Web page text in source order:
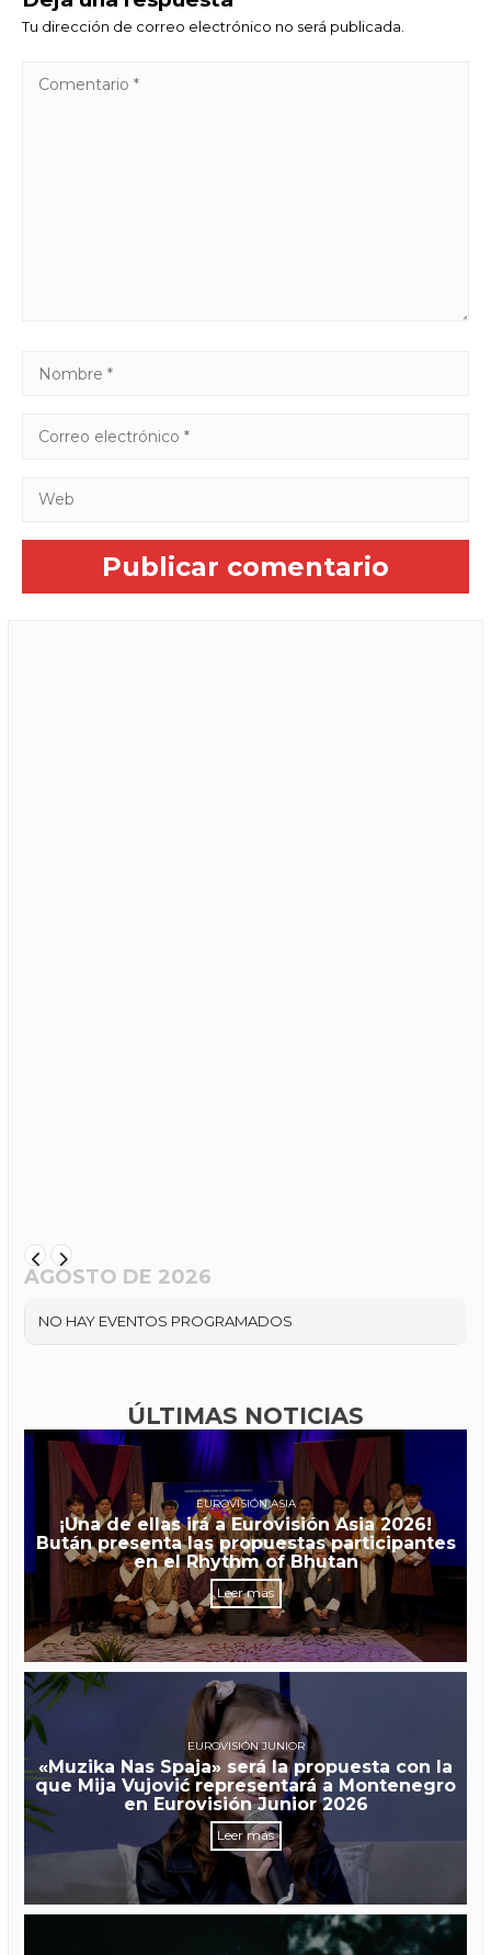
Tu dirección de correo electrónico no será publicada.
AGOSTO DE 2026
NO HAY EVENTOS PROGRAMADOS
ÚLTIMAS NOTICIAS
EUROVISIÓN ASIA
¡Una de ellas irá a Eurovisión Asia 2026!
Bután presenta las propuestas participantes
en el Rhythm of Bhutan
Leer más
EUROVISIÓN JUNIOR
«Muzika Nas Spaja» será la propuesta con la
que Mija Vujović representará a Montenegro
en Eurovisión Junior 2026
Leer más